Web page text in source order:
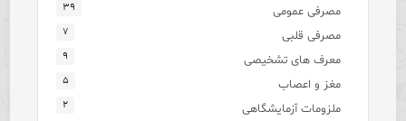
مصرفی عمومی ۳۹
مصرفی قلبی ۷
معرف های تشخیصی ۹
مغز و اعصاب ۵
ملزومات آزمایشگاهی ۲